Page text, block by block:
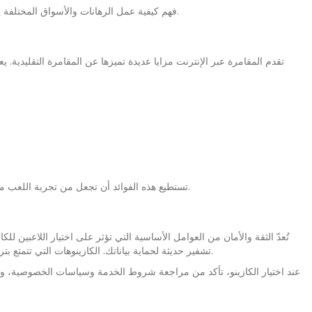
فهم كيفية عمل الرهانات والأسواق المختلفة يمكن أن يساعدك في اتخاذ قرارات أفضل وضمان تجربة مقامرة مثيرة.
تقدم المقامرة عبر الإنترنت مزايا عديدة تميزها عن المقامرة
تستطيع هذه الفوائد أن تجعل من تجربة اللعب ممتعة وسهلة، مما يؤدي إلى زيادة المشاركة في الكازينوهات الإلكترونية.
تُعدّ الثقة والأمان من العوامل الأساسية التي تؤثر على اختيار اللاعبين
تشفير حديثة لحماية بياناتك. الكازينوهات التي تتمتع بترخيص رسمي تضمن لك بيئة آمنة للعب وتجربة مقامرة خالية من القلق.
عند اختيار الكازينو، تأكد من مراجعة شروط الخدمة وسياسات